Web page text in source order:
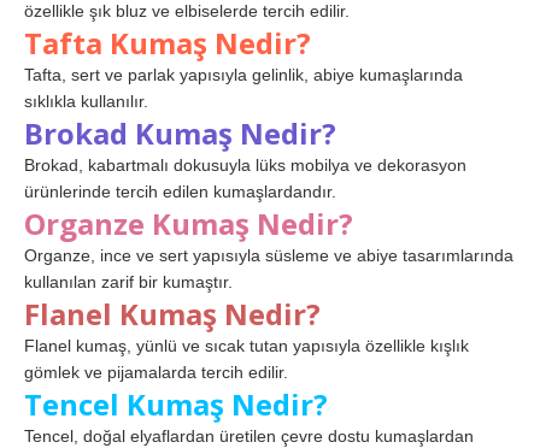
özellikle şık bluz ve elbiselerde tercih edilir.
Tafta Kumaş Nedir?
Tafta, sert ve parlak yapısıyla gelinlik, abiye kumaşlarında
sıklıkla kullanılır.
Brokad Kumaş Nedir?
Brokad, kabartmalı dokusuyla lüks mobilya ve dekorasyon
ürünlerinde tercih edilen kumaşlardandır.
Organze Kumaş Nedir?
Organze, ince ve sert yapısıyla süsleme ve abiye tasarımlarında
kullanılan zarif bir kumaştır.
Flanel Kumaş Nedir?
Flanel kumaş, yünlü ve sıcak tutan yapısıyla özellikle kışlık
gömlek ve pijamalarda tercih edilir.
Tencel Kumaş Nedir?
Tencel, doğal elyaflardan üretilen çevre dostu kumaşlardan